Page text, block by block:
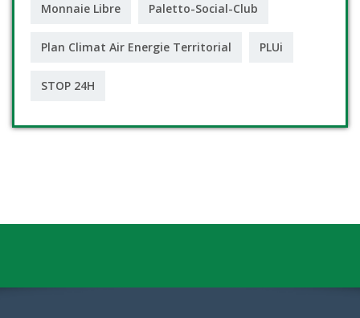
Monnaie Libre Paletto-Social-Club
Plan Climat Air Energie Territorial PLUi
STOP 24H